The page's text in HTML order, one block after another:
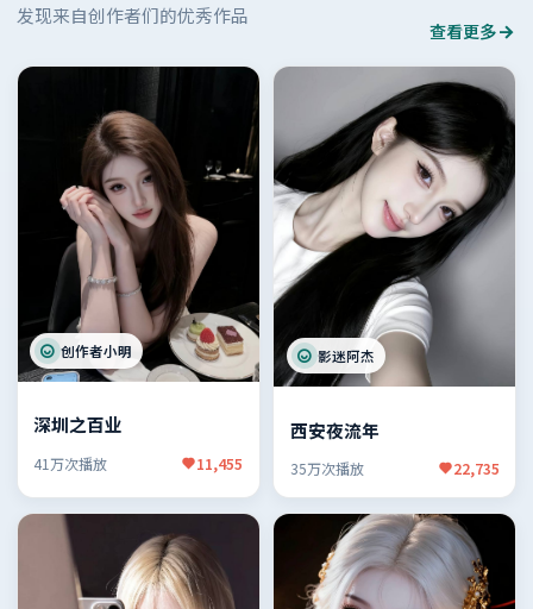
发现来自创作者们的优秀作品
查看更多
创作者小明
深圳之百业
41万次播放 11,455
影迷阿杰
西安夜流年
35万次播放 22,735